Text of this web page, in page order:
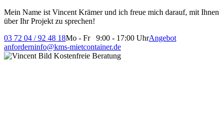
Mein Name ist Vincent Krämer und ich freue mich darauf, mit Ihnen
über Ihr Projekt zu sprechen!
03 72 04 / 92 48 18Mo - Fr 9:00 - 17:00 UhrAngebot
anforderninfo@kms-mietcontainer.de